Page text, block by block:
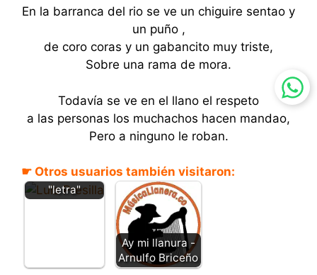
En la barranca del rio se ve un chiguire sentao y
un puño ,
de coro coras y un gabancito muy triste,
Sobre una rama de mora.
Todavía se ve en el llano el respeto
a las personas los muchachos hacen mandao,
Pero a ninguno le roban.
☛ Otros usuarios también visitaron:
Luis Presilla -
"letra"
Ay mi llanura -
Arnulfo Briceño